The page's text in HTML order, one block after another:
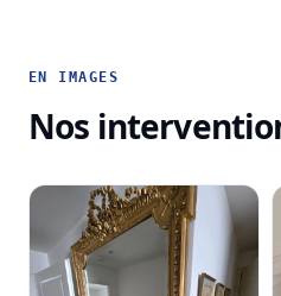
EN IMAGES
Nos